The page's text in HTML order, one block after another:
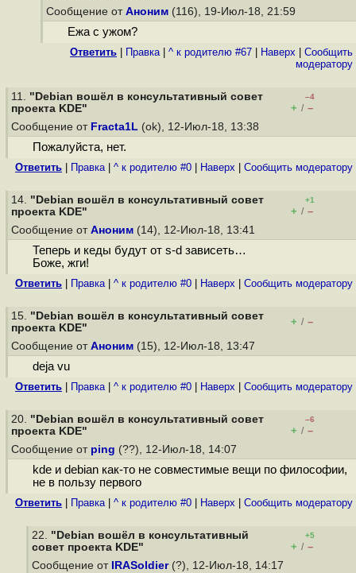
Сообщение от Аноним (116), 19-Июл-18, 21:59
Ежа с ужом?
Ответить Правка| ^ к родителю #67 Наверх
Cообщить
модератору
11. "Debian вошёл в консультативный cовет
проекта KDE"
–4
+ / –
Сообщение от Fracta1L (ok), 12-Июл-18, 13:38
Пожалуйста, нет.
Ответить Правка| ^ к родителю #0 Наверх Cообщить модератору
14. "Debian вошёл в консультативный cовет
проекта KDE"
+1
+ / –
Сообщение от Аноним (14), 12-Июл-18, 13:41
Теперь и кеды будут от s-d зависеть…
Боже, жги!
Ответить Правка| ^ к родителю #0 Наверх Cообщить модератору
15. "Debian вошёл в консультативный cовет
проекта KDE"
+ / –
Сообщение от Аноним (15), 12-Июл-18, 13:47
deja vu
Ответить Правка| ^ к родителю #0 Наверх Cообщить модератору
20. "Debian вошёл в консультативный cовет
проекта KDE"
–6
+ / –
Сообщение от ping (??), 12-Июл-18, 14:07
kde и debian как-то не совместимые вещи по философии,
не в пользу первого
Ответить Правка| ^ к родителю #0 Наверх Cообщить модератору
22. "Debian вошёл в консультативный
cовет проекта KDE"
+5
+ / –
Сообщение от
IRASoldier(?), 12-Июл-18, 14:17